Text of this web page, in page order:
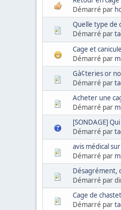
Démarré par
Quelle type de
Démarré par
Cage et canicule
Démarré par
Gà¢teries or
Démarré par
Acheter une
Démarré par
[SONDAGE]
Démarré par
avis médical
Démarré par
Désagrément,
Démarré par
Cage de
Démarré par